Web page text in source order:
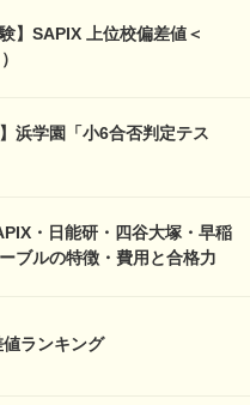
】SAPIX 上位校偏差値＜
浜学園「小6合否判定テス
・日能研・四谷大塚・早稲
ブルの特徴・費用と合格力
ランキング